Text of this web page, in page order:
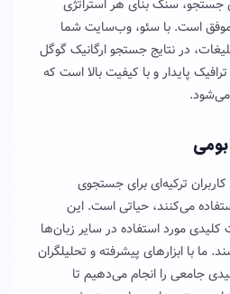
جستجو، سنگ بنای هر استراتژی
است. با سئو، وب‌سایت شما
در نتایج جستجو ارگانیک گوگل
پایدار و با کیفیت بالا است که
می‌شود.
ترکیه‌ای برای جستجوی
می‌کنند، حیاتی است. این
مورد استفاده در سایر زبان‌ها
ما با ابزارهای پیشرفته و تحلیلگران
جامعی را انجام می‌دهیم تا